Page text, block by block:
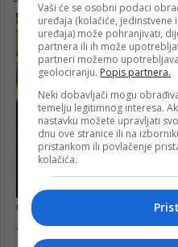
Vaši će se osobni podaci
uređaja (kolačiće,
uređaja) može pohranjivati,
partnera ili ih može
partneri možemo
geolociranju. Popis partnera.
Neki dobavljači mogu
temelju legitimnog interesa.
nastavku možete upravljati
dnu ove stranice ili na
pristankom ili povlačenje
kolačića.